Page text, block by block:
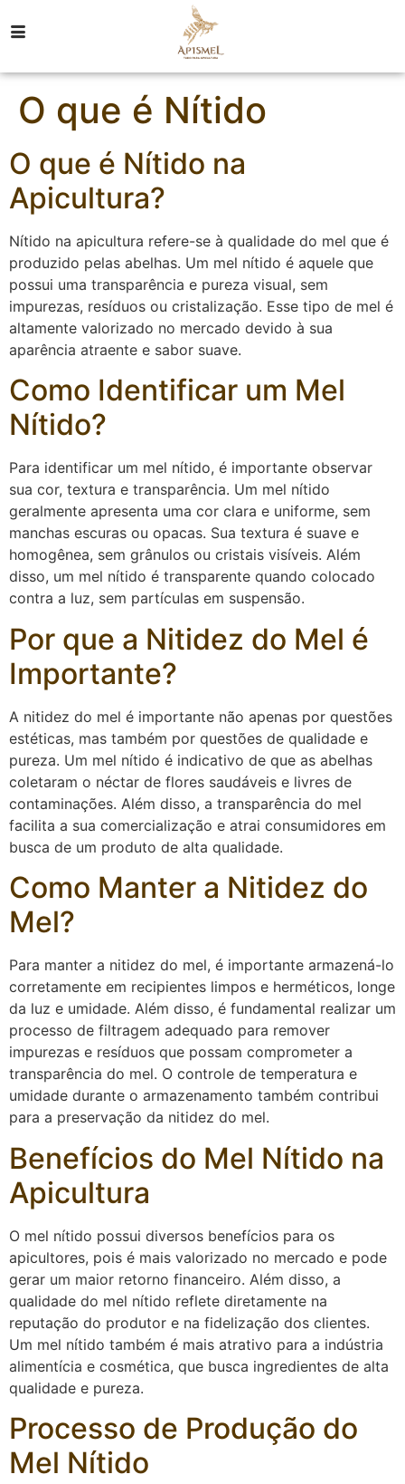
O que é Nítido
O que é Nítido na
Apicultura?
Nítido na apicultura refere-se à qualidade do mel que é
produzido pelas abelhas. Um mel nítido é aquele que
possui uma transparência e pureza visual, sem
impurezas, resíduos ou cristalização. Esse tipo de mel é
altamente valorizado no mercado devido à sua
aparência atraente e sabor suave.
Como Identificar um Mel
Nítido?
Para identificar um mel nítido, é importante observar
sua cor, textura e transparência. Um mel nítido
geralmente apresenta uma cor clara e uniforme, sem
manchas escuras ou opacas. Sua textura é suave e
homogênea, sem grânulos ou cristais visíveis. Além
disso, um mel nítido é transparente quando colocado
contra a luz, sem partículas em suspensão.
Por que a Nitidez do Mel é
Importante?
A nitidez do mel é importante não apenas por questões
estéticas, mas também por questões de qualidade e
pureza. Um mel nítido é indicativo de que as abelhas
coletaram o néctar de flores saudáveis e livres de
contaminações. Além disso, a transparência do mel
facilita a sua comercialização e atrai consumidores em
busca de um produto de alta qualidade.
Como Manter a Nitidez do
Mel?
Para manter a nitidez do mel, é importante armazená-lo
corretamente em recipientes limpos e herméticos, longe
da luz e umidade. Além disso, é fundamental realizar um
processo de filtragem adequado para remover
impurezas e resíduos que possam comprometer a
transparência do mel. O controle de temperatura e
umidade durante o armazenamento também contribui
para a preservação da nitidez do mel.
Benefícios do Mel Nítido na
Apicultura
O mel nítido possui diversos benefícios para os
apicultores, pois é mais valorizado no mercado e pode
gerar um maior retorno financeiro. Além disso, a
qualidade do mel nítido reflete diretamente na
reputação do produtor e na fidelização dos clientes.
Um mel nítido também é mais atrativo para a indústria
alimentícia e cosmética, que busca ingredientes de alta
qualidade e pureza.
Processo de Produção do
Mel Nítido